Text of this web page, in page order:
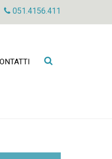
051.4156.411
Cerca